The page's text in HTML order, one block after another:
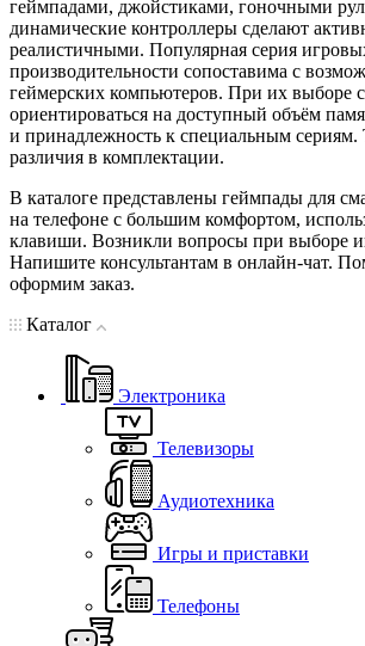
геймпадами, джойстиками, гоночными
динамические контроллеры сделают
реалистичными. Популярная серия
производительности сопоставима с
геймерских компьютеров. При их выборе
ориентироваться на доступный объём
и принадлежность к специальным сериям.
различия в комплектации.
В каталоге представлены геймпады для
на телефоне с большим комфортом,
клавиши. Возникли вопросы при выборе
Напишите консультантам в онлайн-чат.
оформим заказ.
Каталог
Электроника
Телевизоры
Аудиотехника
Игры и приставки
Телефоны